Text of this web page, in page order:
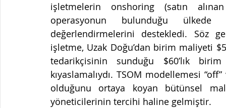
işletmelerin onshoring (satın
operasyonun bulunduğu
değerlendirmelerini destekledi. Söz
işletme, Uzak Doğu’dan birim maliyeti
tedarikçisinin sunduğu $60’lık
kıyaslamalıydı. TSOM modellemesi
olduğunu ortaya koyan bütünsel
yöneticilerinin tercihi haline gelmiştir.